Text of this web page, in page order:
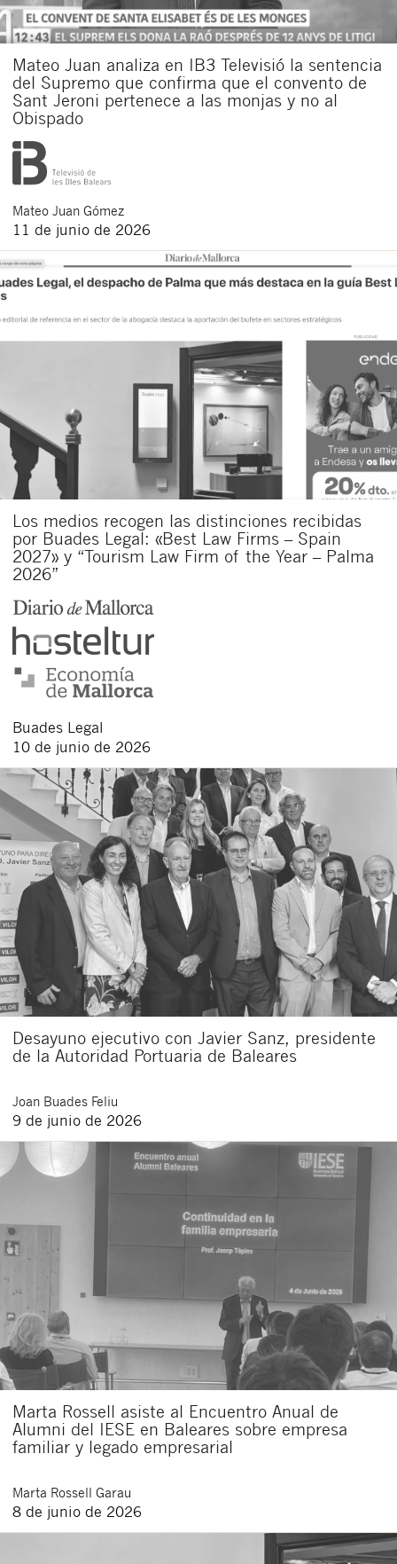
Mateo Juan analiza en IB3 Televisió la sentencia
del Supremo que confirma que el convento de
Sant Jeroni pertenece a las monjas y no al
Obispado
Mateo Juan Gómez
11 de junio de 2026
Los medios recogen las distinciones recibidas
por Buades Legal: «Best Law Firms – Spain
2027» y “Tourism Law Firm of the Year – Palma
2026”
Buades Legal
10 de junio de 2026
Desayuno ejecutivo con Javier Sanz, presidente
de la Autoridad Portuaria de Baleares
Joan Buades Feliu
9 de junio de 2026
Marta Rossell asiste al Encuentro Anual de
Alumni del IESE en Baleares sobre empresa
familiar y legado empresarial
Marta Rossell Garau
8 de junio de 2026